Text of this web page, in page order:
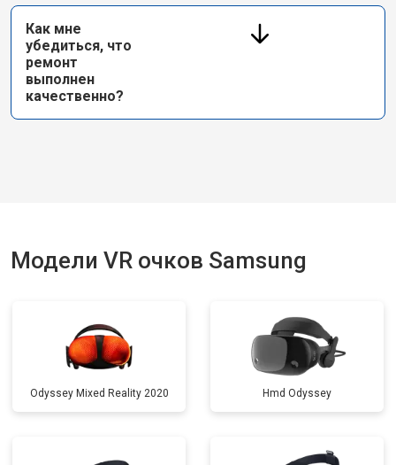
Как мне
убедиться, что
ремонт
выполнен
качественно?
Модели VR очков Samsung
Odyssey Mixed Reality 2020 Hmd Odyssey